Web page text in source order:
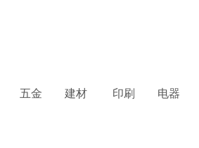
五金 建材 印刷 电器